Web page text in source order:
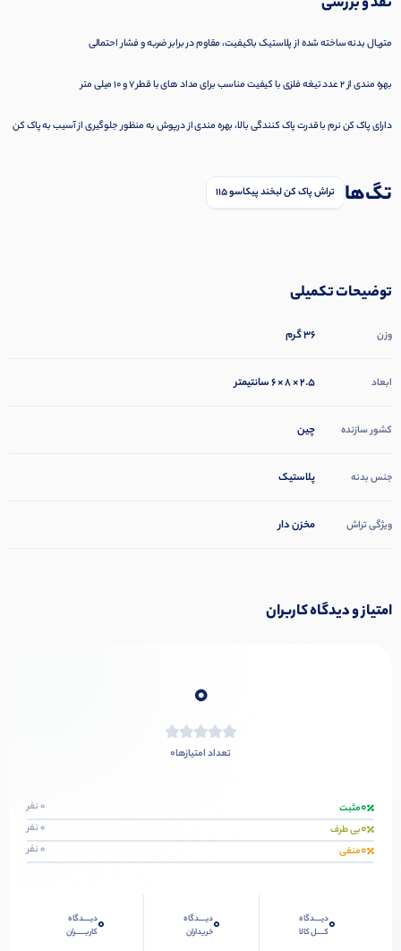
متریال بدنه ساخته شده از پلاستیک باکیفیت، مقاوم در برابر ضربه و فشار احتمالی
بهره مندی از 2 عدد تیغه فلزی با کیفیت مناسب برای مداد های با قطر 7 و 10 میلی متر
دارای پاک کن نرم با قدرت پاک کنندگی بالا، بهره مندی از درپوش به منظور جلوگیری از آسیب به پاک کن
تگ‌ها تراش پاک کن لبخند پیکاسو 115
توضیحات تکمیلی
وزن 36 گرم
ابعاد 2.5 × 8 × 6 سانتیمتر
کشور سازنده چین
جنس بدنه پلاستیک
ویژگی تراش مخزن دار
امتیاز و دیدگاه کاربران
0
تعداد امتیازها0
0مثبت 0 نفر
0بی طرف 0 نفر
0منفی 0 نفر
0دیــــدگاه
کــــل کالا
0دیــــدگاه
خریداران
0دیــــدگاه
کاربـــــران